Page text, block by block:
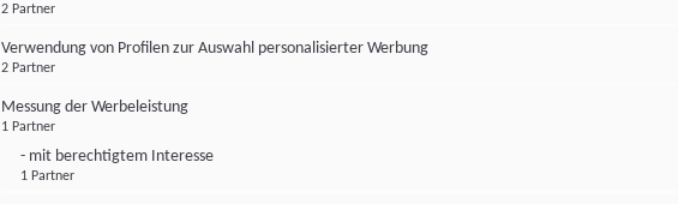
2 Partner
Verwendung von Profilen zur Auswahl personalisierter Werbung
2 Partner
Messung der Werbeleistung
1 Partner
- mit berechtigtem Interesse
1 Partner